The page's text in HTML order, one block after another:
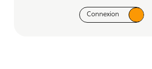
Connexion